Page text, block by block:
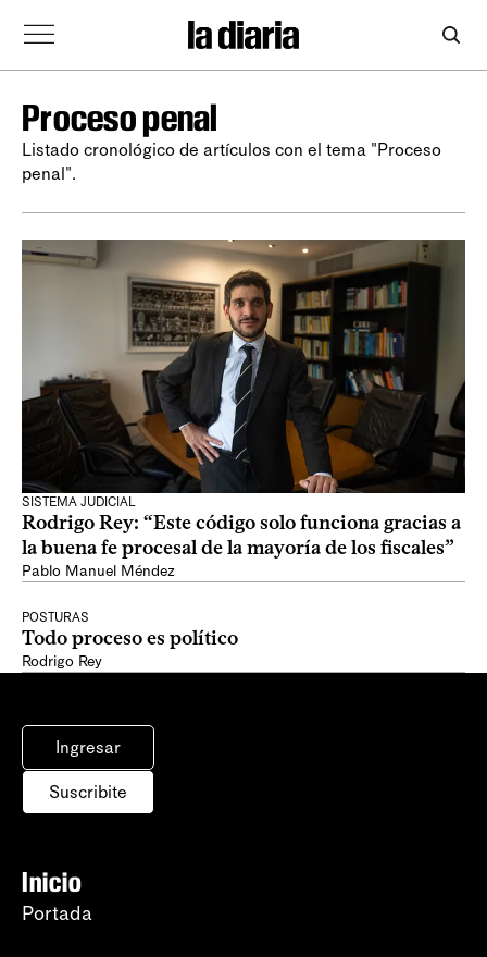
Proceso penal
Listado cronológico de artículos con el tema "Proceso
penal".
SISTEMA JUDICIAL
Rodrigo Rey: “Este código solo funciona gracias a
la buena fe procesal de la mayoría de los fiscales”
Pablo Manuel Méndez
POSTURAS
Todo proceso es político
Rodrigo Rey
Ingresar
Suscribite
Inicio
Portada